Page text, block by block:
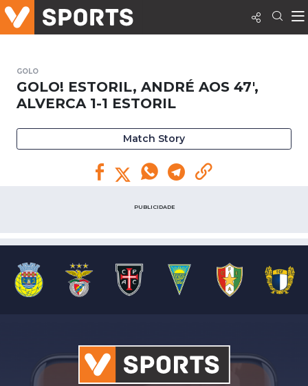
GOLO
GOLO! ESTORIL, ANDRÉ AOS 47',
ALVERCA 1-1 ESTORIL
Match Story
PUBLICIDADE